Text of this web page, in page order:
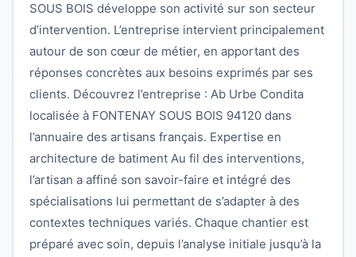
SOUS BOIS développe son activité sur son secteur
d’intervention. L’entreprise intervient principalement
autour de son cœur de métier, en apportant des
réponses concrètes aux besoins exprimés par ses
clients. Découvrez l’entreprise : Ab Urbe Condita
localisée à FONTENAY SOUS BOIS 94120 dans
l’annuaire des artisans français. Expertise en
architecture de batiment Au fil des interventions,
l’artisan a affiné son savoir-faire et intégré des
spécialisations lui permettant de s’adapter à des
contextes techniques variés. Chaque chantier est
préparé avec soin, depuis l’analyse initiale jusqu’à la